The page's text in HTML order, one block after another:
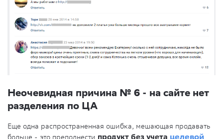
Неочевидная причина № 6 - на сайте нет
разделения по ЦА
Еще одна распространенная ошибка, мешающая продавать
больше - это преподнести продукт без учета целевой